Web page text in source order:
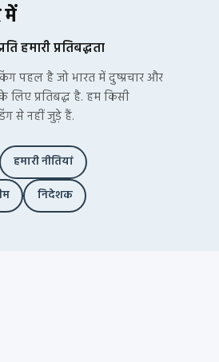
हमारी प्रतिबद्धता
पहल है जो भारत में दुष्प्रचार और
प्रतिबद्ध है. हम किसी
से नहीं जुड़े हैं.
हमारी नीतियां
निदेशक